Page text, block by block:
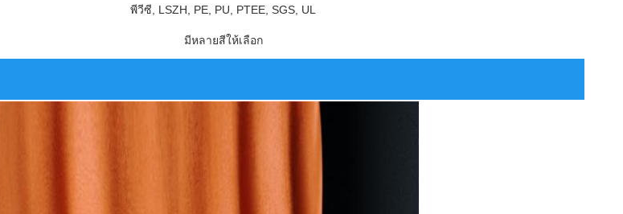
พีวีซี, LSZH, PE, PU, ​​PTEE, SGS, UL
มีหลายสีให้เลือก